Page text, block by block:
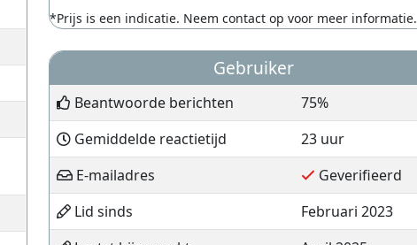
*Prijs is een indicatie. Neem contact op voor meer informatie.
Gebruiker
Beantwoorde berichten
75%
Gemiddelde reactietijd
23 uur
E-mailadres
Geverifieerd
Lid sinds
Februari 2023